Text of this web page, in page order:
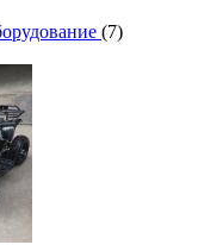
(7)